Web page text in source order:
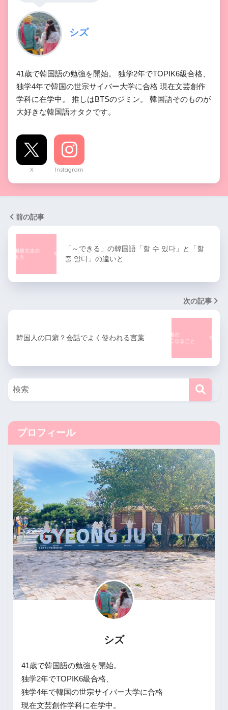
シズ
41歳で韓国語の勉強を開始。 独学2年でTOPIK6級合格、
独学4年で韓国の世宗サイバー大学に合格 現在文芸創作
学科に在学中。 推しはBTSのジミン。 韓国語そのものが
大好きな韓国語オタクです。
X Instagram
前の記事
「～できる」の韓国語「할 수 있다」と「할
줄 알다」の違いと…
次の記事
韓国人の口癖？会話でよく使われる言葉
プロフィール
シズ
41歳で韓国語の勉強を開始。
独学2年でTOPIK6級合格、
独学4年で韓国の世宗サイバー大学に合格
現在文芸創作学科に在学中。